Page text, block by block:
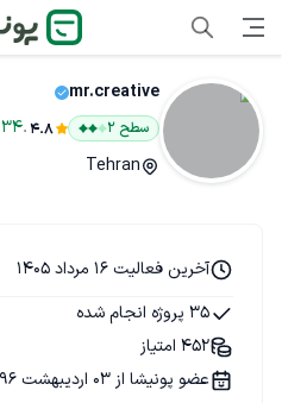
mr.creative
سطح ۲ 4.8
.
34
Tehran
آخرین فعالیت 16 مرداد 1405
35 پروژه انجام شده
452 امتیاز
عضو پونیشا از 03 اردیبهشت 1396